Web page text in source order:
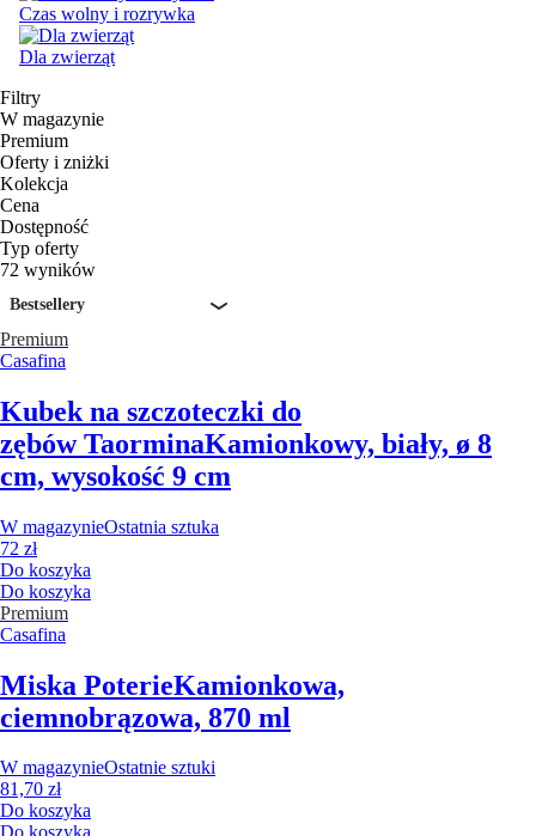
Czas wolny i rozrywka
Dla zwierząt
Filtry
W magazynie
Premium
Oferty i zniżki
Kolekcja
Cena
Dostępność
Typ oferty
72 wyników
Bestsellery
Premium
Casafina
Kubek na szczoteczki do
zębów TaorminaKamionkowy, biały, ø 8
cm, wysokość 9 cm
W magazynieOstatnia sztuka
72 zł
Do koszyka
Do koszyka
Premium
Casafina
Miska PoterieKamionkowa,
ciemnobrązowa, 870 ml
W magazynieOstatnie sztuki
81,70 zł
Do koszyka